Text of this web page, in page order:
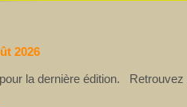
2026
la dernière édition.